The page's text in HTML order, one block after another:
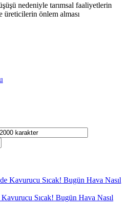
nedeniyle tarımsal faaliyetlerin
üreticilerin önlem alması
Sıcak! Bugün Hava Nasıl